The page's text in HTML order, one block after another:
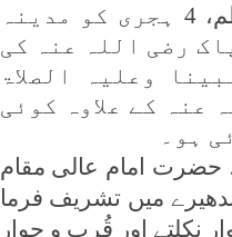
حسین رضی اللہ عنہ کی ولادت باسعادت 4 شعبان المعظم، 4 ہجری کو مدینہ
رضی اللہ عنہ کی
وعلیہ الصلاۃ
عنہ کے علاوہ کوئی
ہو۔
امام عالی مقام
میں تشریف فرما
نکلتے اور قُرب و جوار